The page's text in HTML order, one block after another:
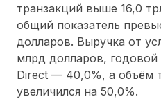
транзакций выше 16,0
общий показатель
долларов. Выручка от
млрд долларов, годовой
Direct — 40,0%, а объём
увеличился на 50,0%.